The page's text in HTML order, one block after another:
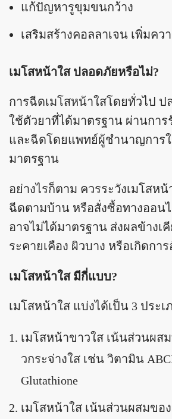
แก้ปัญหารูขุมขนกว้าง
เสริมสร้างคอลลาเจน เพิ่มค
เมโสหน้าใส ปลอดภัยหรือไม่?
การฉีดเมโสหน้าใสโดยทั่วไป ป
ใช้ตัวยาที่ได้มาตรฐาน ผ่านการ
และฉีดโดยแพทย์ผู้ชำนาญการ
มาตรฐาน
อย่างไรก็ตาม ควรระวังเมโสห
ฉีดตามบ้าน หรือสั่งซื้อทางออน
อาจไม่ได้มาตรฐาน ส่งผลข้างเ
ระคายเคือง ผิวบาง หรือเกิดการ
เมโสหน้าใส มีกี่แบบ?
เมโสหน้าใส แบ่งได้เป็น 3 ประเ
เมโสหน้าขาวใส เน้นส่วนผส
วกระจ่างใส เช่น วิตามิน
Glutathione
เมโสหน้าใส เน้นส่วนผสมขอ